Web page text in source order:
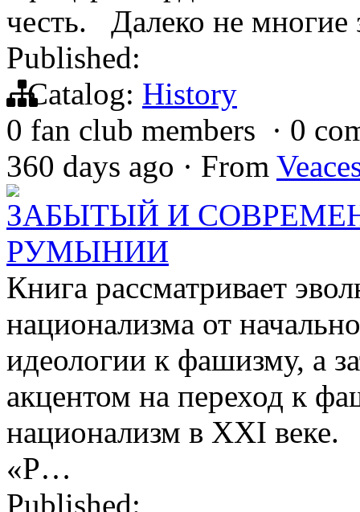
честь. Далеко не многие
Published:
Catalog: History
0 fan club members · 0
360 days ago · From
ЗАБЫТЫЙ И
РУМЫНИИ
Книга рассматривает
национализма от
идеологии к фашизму, а
акцентом на переход к
национализм в XXI веке.
«Р…
Published: